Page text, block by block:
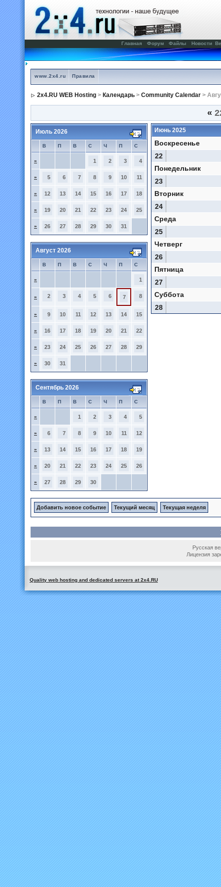
Главная Форум Файлы Новости
www.2x4.ru Правила
2x4.RU WEB Hosting > Календарь > Community Calendar >
«
Июль 2026
В П В С Ч П С
» 1 2 3 4
» 5 6 7 8 9 10 11
» 12 13 14 15 16 17 18
» 19 20 21 22 23 24 25
» 26 27 28 29 30 31
Август 2026
В П В С Ч П С
» 1
» 2 3 4 5 6 7 8
» 9 10 11 12 13 14 15
» 16 17 18 19 20 21 22
» 23 24 25 26 27 28 29
» 30 31
Сентябрь 2026
В П В С Ч П С
» 1 2 3 4 5
» 6 7 8 9 10 11 12
» 13 14 15 16 17 18 19
» 20 21 22 23 24 25 26
» 27 28 29 30
Июнь 2025
Воскресенье
22
Понедельник
23
Вторник
24
Среда
25
Четверг
26
Пятница
27
Суббота
28
Добавить новое событие Текущий месяц Текущая неделя
Русская
Лицензия
Quality web hosting and dedicated servers at 2x4.RU